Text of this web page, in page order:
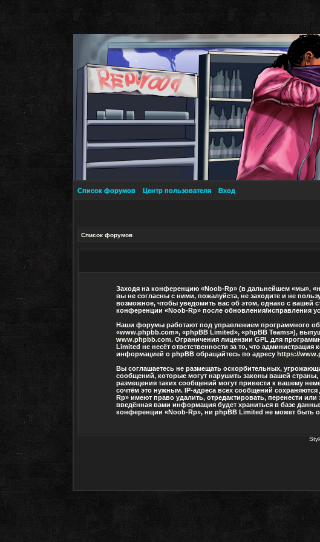
Список форумов Центр пользователя Вход
Список форумов
Заходя на конференцию «Noob-Rp» (в дальнейшем «мы»,
вы не согласны с ними, пожалуйста, не заходите и не
возможное, чтобы уведомить вас об этом, однако с вашей
конференции «Noob-Rp» после обновления/исправления
Наши форумы работают под управлением программного
«www.phpbb.com», «phpBB Limited», «phpBB Teams»),
www.phpbb.com. Ограничения лицензии GPL для
Limited не несёт ответственности за то, что
информацией о phpBB обращайтесь по адресу https://
Вы соглашаетесь не размещать оскорбительных,
сообщений, которые могут нарушить законы вашей
размещения таких сообщений могут привести к вашему
сочтём это нужным. IP-адреса всех сообщений
Rp» имеют право удалить, отредактировать, перенести
введённая вами информация будет храниться в базе
конференции «Noob-Rp», ни phpBB Limited не может быть